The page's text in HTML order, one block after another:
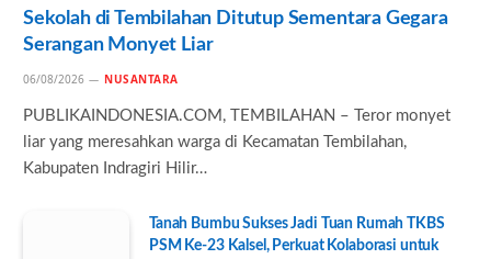
Sekolah di Tembilahan Ditutup Sementara Gegara
Serangan Monyet Liar
06/08/2026 NUSANTARA
PUBLIKAINDONESIA.COM, TEMBILAHAN – Teror monyet
liar yang meresahkan warga di Kecamatan Tembilahan,
Kabupaten Indragiri Hilir…
Tanah Bumbu Sukses Jadi Tuan Rumah TKBS
PSM Ke-23 Kalsel, Perkuat Kolaborasi untuk